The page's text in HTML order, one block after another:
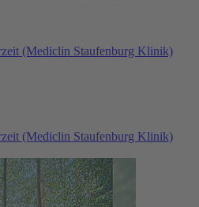
(Mediclin Staufenburg Klinik)
(Mediclin Staufenburg Klinik)